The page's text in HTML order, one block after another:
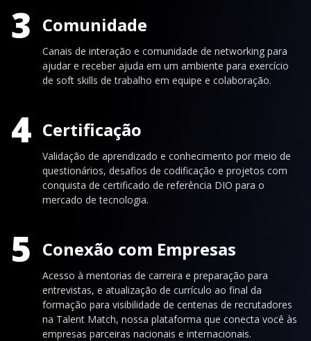
3 Comunidade
Canais de interação e comunidade de networking para
ajudar e receber ajuda em um ambiente para exercício
de soft skills de trabalho em equipe e colaboração.
4 Certificação
Validação de aprendizado e conhecimento por meio de
questionários, desafios de codificação e projetos com
conquista de certificado de referência DIO para o
mercado de tecnologia.
5 Conexão com Empresas
Acesso à mentorias de carreira e preparação para
entrevistas, e atualização de currículo ao final da
formação para visibilidade de centenas de recrutadores
na Talent Match, nossa plataforma que conecta você às
empresas parceiras nacionais e internacionais.